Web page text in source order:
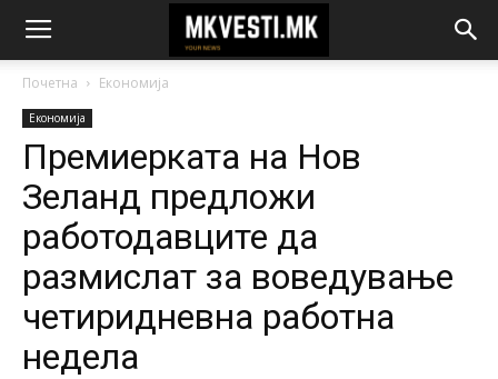
Почетна Економија
Економија
Премиерката на Нов
Зеланд предложи
работодавците да
размислат за воведување
четиридневна работна
недела